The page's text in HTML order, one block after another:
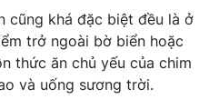
cũng khá đặc biệt đều là ở
trở ngoài bờ biển hoặc
thức ăn chủ yếu của chim
và uống sương trời.